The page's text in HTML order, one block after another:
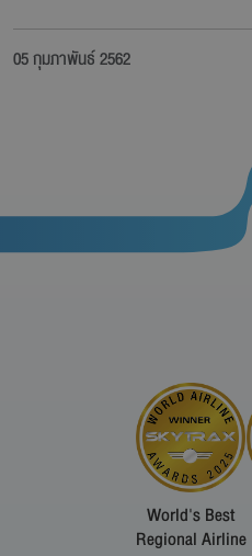
05 กุมภาพันธ์ 2562
World's Best
Regional Airline